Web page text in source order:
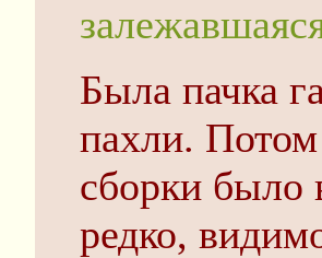
Была пачка
пахли. Потом
сборки было
редко,